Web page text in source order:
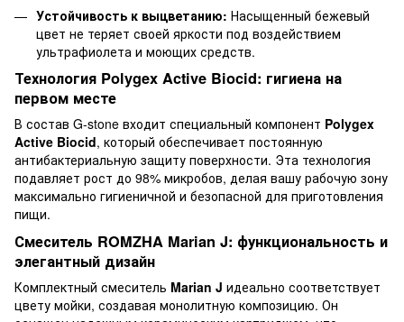
Устойчивость к выцветанию: Насыщенный бежевый
цвет не теряет своей яркости под воздействием
ультрафиолета и моющих средств.
Технология Polygex Active Biocid: гигиена на
первом месте
В состав G-stone входит специальный компонент Polygex
Active Biocid, который обеспечивает постоянную
антибактериальную защиту поверхности. Эта технология
подавляет рост до 98% микробов, делая вашу рабочую зону
максимально гигиеничной и безопасной для приготовления
пищи.
Смеситель ROMZHA Marian J: функциональность и
элегантный дизайн
Комплектный смеситель Marian J идеально соответствует
цвету мойки, создавая монолитную композицию. Он